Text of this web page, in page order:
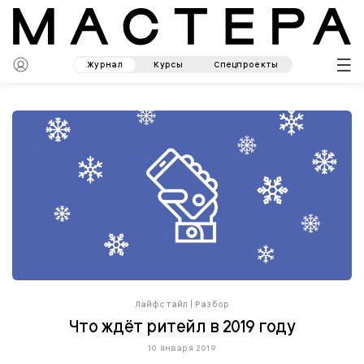
Журнал Курсы Спецпроекты
Лайфстайл Разбор
Что ждёт ритейл в 2019 году
10 января 2019